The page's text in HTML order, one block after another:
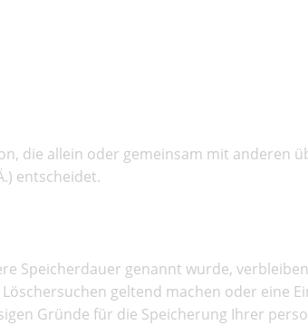
die allein oder gemeinsam mit anderen
entscheidet.
Speicherdauer genannt wurde,
geltend machen oder eine
Gründe für die Speicherung Ihrer